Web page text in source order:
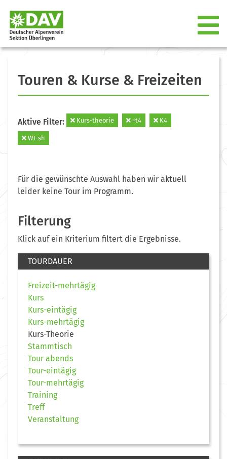
Touren & Kurse & Freizeiten
Aktive Filter: Kurs-theorie =t4 K4
Wt-sh
Für die gewünschte Auswahl haben wir aktuell
leider keine Tour im Programm.
Filterung
Klick auf ein Kriterium filtert die Ergebnisse.
TOURDAUER
Freizeit-mehrtägig
Kurs
Kurs-eintägig
Kurs-mehrtägig
Kurs-Theorie
Stammtisch
Tour abends
Tour-eintägig
Tour-mehrtägig
Training
Treff
Veranstaltung